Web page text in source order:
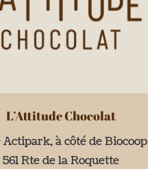
L’Attitude Chocolat
Actipark, à côté de Biocoop
561 Rte de la Roquette